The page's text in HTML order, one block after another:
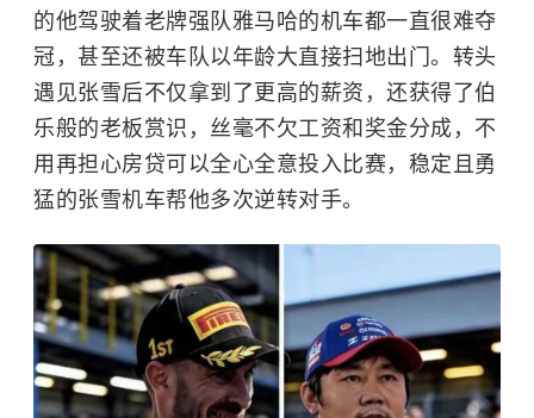
的他驾驶着老牌强队雅马哈的机车都一直很难夺
冠，甚至还被车队以年龄大直接扫地出门。转头
遇见张雪后不仅拿到了更高的薪资，还获得了伯
乐般的老板赏识，丝毫不欠工资和奖金分成，不
用再担心房贷可以全心全意投入比赛，稳定且勇
猛的张雪机车帮他多次逆转对手。